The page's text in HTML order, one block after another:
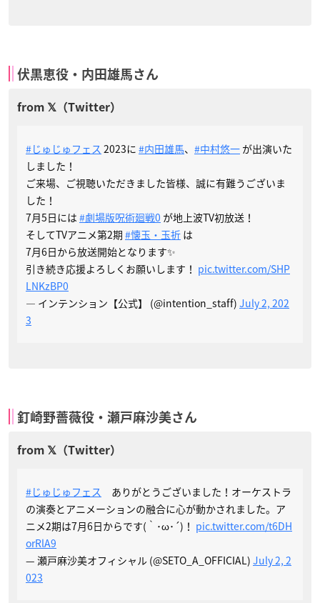
伏黒恵役・内田雄馬さん
#じゅじゅフェス 2023に #内田雄馬、 #中村悠一 が出演いた
しました！
ご来場、ご視聴いただきました皆様、誠に有難うございま
した！
7月5日には #劇場版呪術廻戦0 が地上波TV初放送！
そしてTVアニメ第2期 #懐玉・玉折 は
7月6日から放送開始となります✨
引き続き応援よろしくお願いします！ pic.twitter.com/SHP
LNKzBP0
— インテンション【公式】 (@intention_staff) July 2, 202
3
釘崎野薔薇役・瀬戸麻沙美さん
#じゅじゅフェス ありがとうございました！オーケストラ
の演奏とアニメーションの融合に心が動かされました。ア
ニメ2期は7月6日からです(｀･ω･´)！ pic.twitter.com/t6DH
orRlA9
— 瀬戸麻沙美オフィシャル (@SETO_A_OFFICIAL) July 2, 2
023